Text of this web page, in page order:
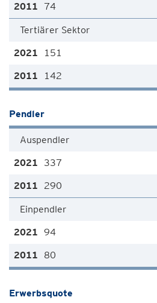
74
Tertiärer Sektor
151
142
Pendler
Auspendler
337
290
Einpendler
94
80
Erwerbsquote